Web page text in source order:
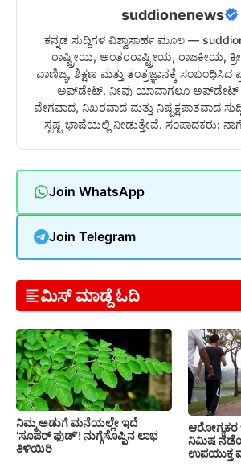
suddionenews
ಕನ್ನಡ ಸುದ್ದಿಗಳ ವಿಶ್ವಾಸಾರ್ಹ ಮೂಲ —
ರಾಷ್ಟ್ರೀಯ, ಅಂತರರಾಷ್ಟ್ರೀಯ, ರಾಜಕೀಯ,
ವಾಣಿಜ್ಯ, ಶಿಕ್ಷಣ ಮತ್ತು ತಂತ್ರಜ್ಞಾನಕ್ಕೆ
ಅಪ್‌ಡೇಟ್. ನೀವು ಯಾವಾಗಲೂ ಅಪ್‌ಡೇಟ್
ವೇಗವಾದ, ನಿಖರವಾದ ಮತ್ತು ನಿಷ್ಪಕ್ಷಪಾತವಾದ
ಸ್ಪಷ್ಟ ಭಾಷೆಯಲ್ಲಿ ನೀಡುತ್ತೇವೆ. ಸಂಪಾದಕರು:
Join WhatsApp
Join Telegram
ಮಿಸ್ ಮಾಡ್ದೆ ಓದಿ
ನಿಮ್ಮ ಅಡುಗೆ ಮನೆಯಲ್ಲೇ ಇದೆ
‘ಸೂಪರ್ ಫುಡ್’! ನುಗ್ಗೆಸೊಪ್ಪಿನ ಲಾಭ
ತಿಳಿಯಿರಿ
ಆರೋಗ್ಯಕರ
ನಿಮಿಷ
ಉಪಯುಕ್ತ